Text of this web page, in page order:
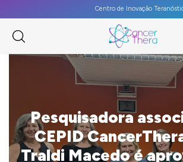
Centro de Inovação
Pesquisadora
CEPID
Traldi Macedo é